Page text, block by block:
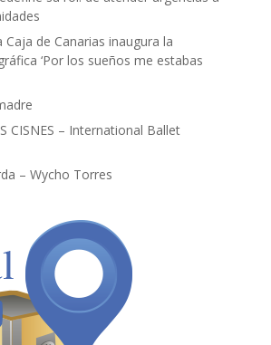
Caja de Canarias inaugura la
‘Por los sueños me estabas
CISNES – International Ballet
– Wycho Torres